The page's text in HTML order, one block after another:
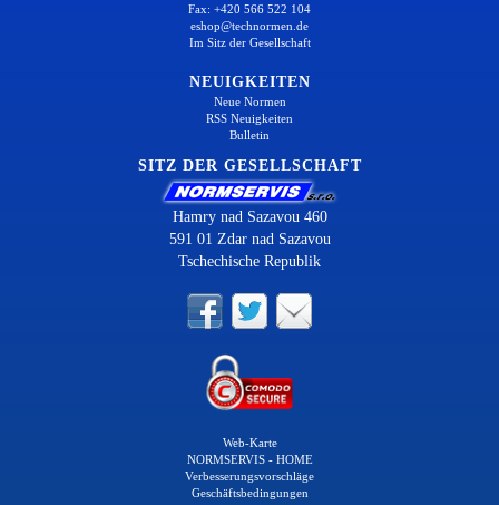
Fax: +420 566 522 104
eshop@technormen.de
Im Sitz der Gesellschaft
NEUIGKEITEN
Neue Normen
RSS Neuigkeiten
Bulletin
SITZ DER GESELLSCHAFT
Hamry nad Sazavou 460
591 01 Zdar nad Sazavou
Tschechische Republik
Web-Karte
NORMSERVIS - HOME
Verbesserungsvorschläge
Geschäftsbedingungen